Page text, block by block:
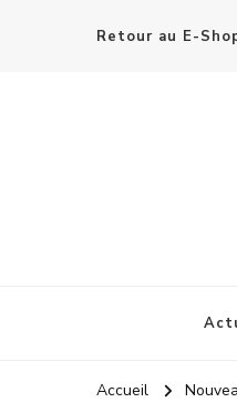
Retour au E-
Accueil